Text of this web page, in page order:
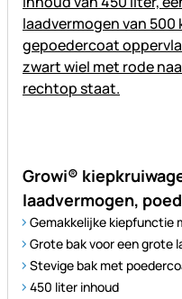
Growi®
laadvermogen,
Gemakkelijke kiepfunctie
Grote bak voor een grote
Stevige bak met
450 liter inhoud